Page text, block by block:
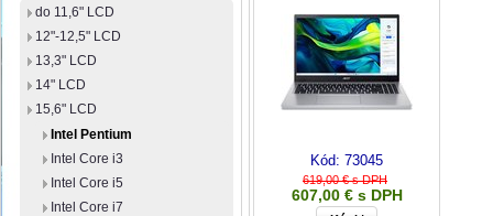
do 11,6" LCD
12"-12,5" LCD
13,3" LCD
14" LCD
15,6" LCD
Intel Pentium
Intel Core i3
Intel Core i5
Intel Core i7
Kód: 73045
619,00 € s DPH
607,00 € s DPH